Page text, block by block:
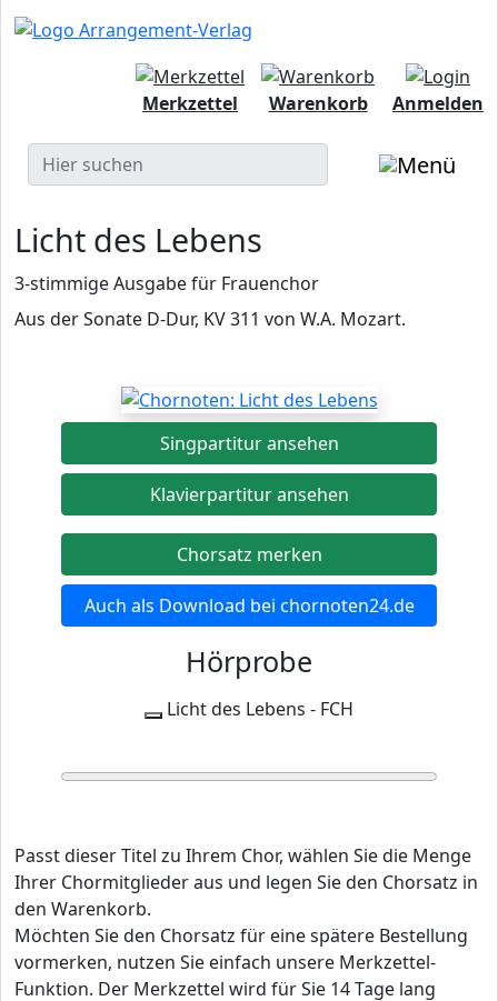
Anmelden
Warenkorb
Merkzettel
Licht des Lebens
3-stimmige Ausgabe für Frauenchor
Aus der Sonate D-Dur, KV 311 von W.A. Mozart.
Singpartitur ansehen
Klavierpartitur ansehen
Chorsatz merken
Auch als Download bei chornoten24.de
Hörprobe
Licht des Lebens - FCH
Passt dieser Titel zu Ihrem Chor, wählen Sie die Menge
Ihrer Chormitglieder aus und legen Sie den Chorsatz in
den Warenkorb.
Möchten Sie den Chorsatz für eine spätere Bestellung
vormerken, nutzen Sie einfach unsere Merkzettel-
Funktion. Der Merkzettel wird für Sie 14 Tage lang